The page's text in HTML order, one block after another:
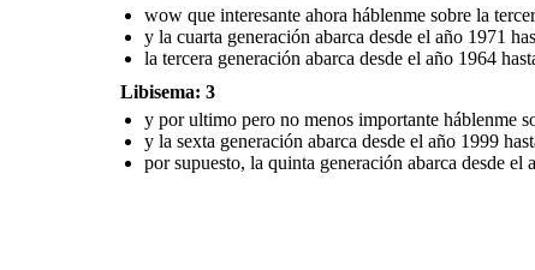
wow que interesante ahora háblenme sobre la
y la cuarta generación abarca desde el año 1971
la tercera generación abarca desde el año 1964
Libisema: 3
y por ultimo pero no menos importante háblenme
y la sexta generación abarca desde el año 1999
por supuesto, la quinta generación abarca desde